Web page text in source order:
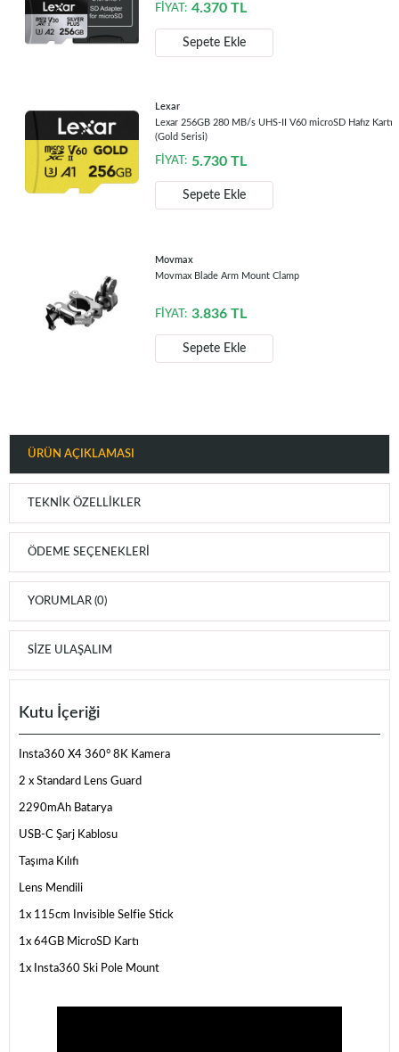
FİYAT: 4.370 TL
Sepete Ekle
Lexar
Lexar 256GB 280 MB/s UHS-II V60 microSD Hafız Kartı
(Gold Serisi)
FİYAT: 5.730 TL
Sepete Ekle
Movmax
Movmax Blade Arm Mount Clamp
FİYAT: 3.836 TL
Sepete Ekle
ÜRÜN AÇIKLAMASI
TEKNIK ÖZELLIKLER
ÖDEME SEÇENEKLERI
YORUMLAR (0)
SIZE ULAŞALIM
Kutu İçeriği
Insta360 X4 360° 8K Kamera
2 x Standard Lens Guard
2290mAh Batarya
USB-C Şarj Kablosu
Taşıma Kılıfı
Lens Mendili
1x 115cm Invisible Selfie Stick
1x 64GB MicroSD Kartı
1x Insta360 Ski Pole Mount